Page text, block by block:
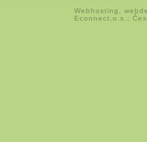
Webhosting
Econnect,o.s.;